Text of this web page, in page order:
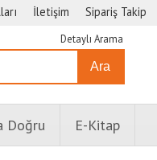
İletişim Sipariş Takip
Ara
Detaylı Arama
Doğru E-Kitap